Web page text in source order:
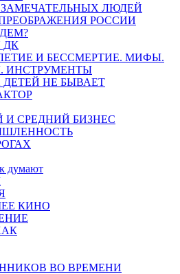
ЛЮДЕЙ
РОССИИ
ДК
И БЕССМЕРТИЕ. МИФЫ.
ИНСТРУМЕНТЫ
НЕ БЫВАЕТ
СРЕДНИЙ БИЗНЕС
думают
КИНО
ВО ВРЕМЕНИ